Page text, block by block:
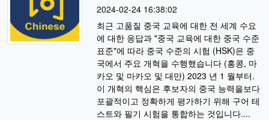
2024-02-24 16:38:02
최근 고품질 중국 교육에 대한 전 세계 수요
에 대한 응답과 "중국 교육에 대한 중국 수준
표준"에 따라 중국 수준의 시험 (HSK)은 중
국에서 주요 개혁을 수행했습니다 (홍콩, 마
카오 및 마카오 및 대만) 2023 년 1 월부터.
이 개혁의 핵심은 후보자의 중국 능력을보다
포괄적이고 정확하게 평가하기 위해 구어 테
스트와 필기 시험을 통합하는 것입니다....